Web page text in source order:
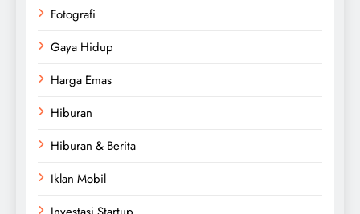
Fotografi
Gaya Hidup
Harga Emas
Hiburan
Hiburan & Berita
Iklan Mobil